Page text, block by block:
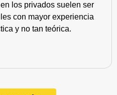
los privados suelen ser
con mayor experiencia
y no tan teórica.